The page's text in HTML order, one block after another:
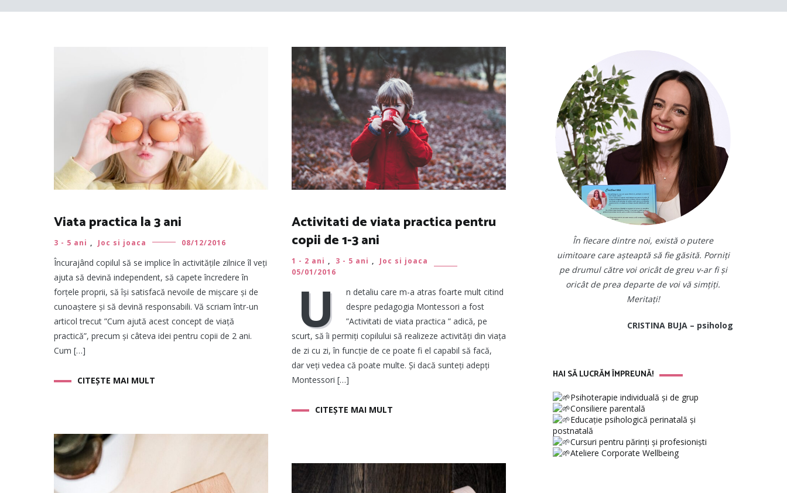
Viata practica la 3 ani
3 - 5 ani , Joc si joaca 08/12/2016
Încurajând copilul să se implice în activitățile zilnice îl veți
ajuta să devină independent, să capete încredere în
forțele proprii, să își satisfacă nevoile de mișcare și de
cunoaștere și să devină responsabili. Vă scriam într-un
articol trecut ”Cum ajută acest concept de viață
practică”, precum și câteva idei pentru copii de 2 ani.
Cum […]
CITEȘTE MAI MULT
Activitati de viata practica pentru
copii de 1-3 ani
1 - 2 ani , 3 - 5 ani ,
Joc si joaca
05/01/2016
U
n detaliu care m-a atras foarte mult citind
despre pedagogia Montessori a fost
”Activitati de viata practica ” adică, pe
scurt, să îi permiți copilului să realizeze activități din viața
de zi cu zi, în funcție de ce poate fi el capabil să facă,
dar veți vedea că poate multe. Și dacă sunteți adepți
Montessori […]
CITEȘTE MAI MULT
În fiecare dintre noi, există o putere
uimitoare care așteaptă să fie găsită. Porniți
pe drumul către voi oricât de greu v-ar fi și
oricât de prea departe de voi vă simțiți.
Meritați!
CRISTINA BUJA – psiholog
HAI SĂ LUCRĂM ÎMPREUNĂ!
Psihoterapie individuală și de grup
Consiliere parentală
Educație psihologică perinatală și
postnatală
Cursuri pentru părinți și profesioniști
Ateliere Corporate Wellbeing